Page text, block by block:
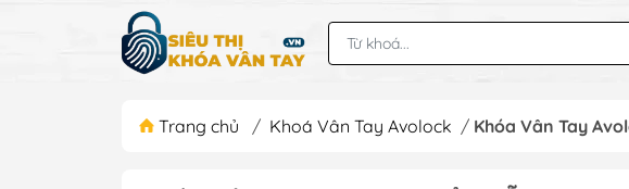
Trang chủ / Khoá Vân Tay Avolock / Khóa Vân Tay